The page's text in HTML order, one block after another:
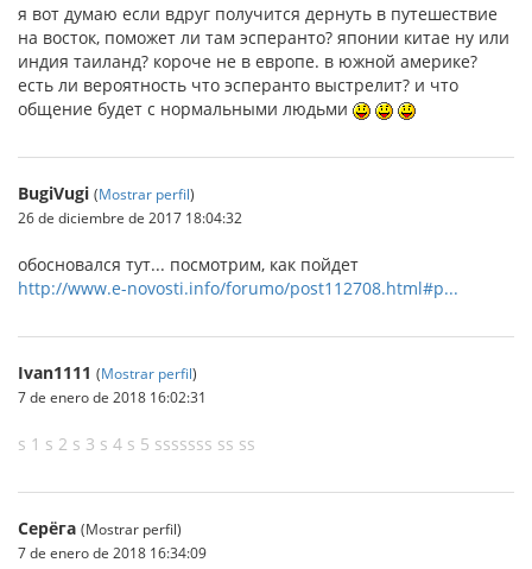
я вот думаю если вдруг получится дернуть в путешествие
на восток, поможет ли там эсперанто? японии китае ну или
индия таиланд? короче не в европе. в южной америке?
есть ли вероятность что эсперанто выстрелит? и что
общение будет с нормальными людьми
BugiVugi (Mostrar perfil)
26 de diciembre de 2017 18:04:32
обосновался тут... посмотрим, как пойдет
http://www.e-novosti.info/forumo/post112708.html#p...
Ivan1111 (Mostrar perfil)
7 de enero de 2018 16:02:31
s 1 s 2 s 3 s 4 s 5 sssssss ss ss
Серёга (Mostrar perfil)
7 de enero de 2018 16:34:09